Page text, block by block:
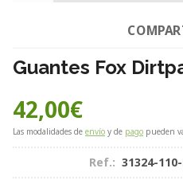
Guantes Fox
42,00€
Las modalidades de envío y de pago pueden
Ref.: 31324-